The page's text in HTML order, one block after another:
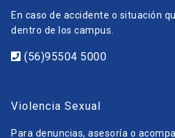
En caso de accidente o situación
dentro de los campus.
(56)95504 5000
Violencia Sexual
Para denuncias, asesoría o